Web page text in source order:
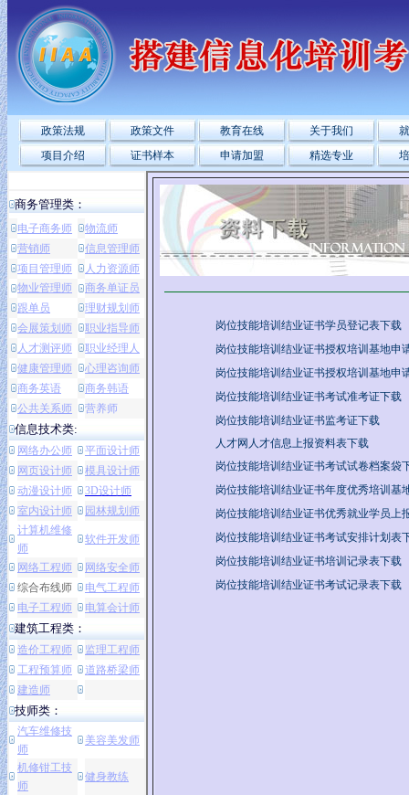
政策法规 政策文件 教育在线 关于我们
项目介绍
证书样本 申请加盟 精选专业
商务管理类：
电子商务师
物流师
营销师
信息管理师
项目管理师
人力资源师
物业管理师
商务单证员
跟单员
理财规划师
会展策划师
职业指导师
人才测评师
职业经理人
健康管理师
心理咨询师
商务英语
商务韩语
公共关系师
营养师
信息技术类:
网络办公师
平面设计师
网页设计师
模具设计师
动漫设计师
3D设计师
室内设计师
园林规划师
计算机维修
师
软件开发师
网络工程师
网络安全师
综合布线师
电气工程师
电子工程师
电算会计师
建筑工程类：
造价工程师
监理工程师
工程预算师
道路桥梁师
建造师
技师类：
汽车维修技
师
美容美发师
机修钳工技
师
健身教练
岗位技能培训结业证书学员登记表下载
岗位技能培训结业证书授权培训基地申
岗位技能培训结业证书授权培训基地申
岗位技能培训结业证书考试准考证下载
岗位技能培训结业证书监考证下载
人才网人才信息上报资料表下载
岗位技能培训结业证书考试试卷档案袋
岗位技能培训结业证书年度优秀培训基
岗位技能培训结业证书优秀就业学员上
岗位技能培训结业证书考试安排计划表
岗位技能培训结业证书培训记录表下载
岗位技能培训结业证书考试记录表下载